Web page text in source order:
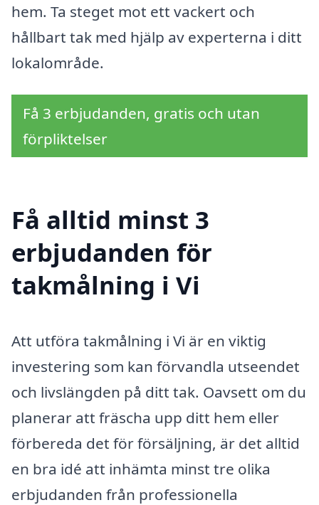
hem. Ta steget mot ett vackert och
hållbart tak med hjälp av experterna i ditt
lokalområde.
Få 3 erbjudanden, gratis och utan
förpliktelser
Få alltid minst 3
erbjudanden för
takmålning i Vi
Att utföra takmålning i Vi är en viktig
investering som kan förvandla utseendet
och livslängden på ditt tak. Oavsett om du
planerar att fräscha upp ditt hem eller
förbereda det för försäljning, är det alltid
en bra idé att inhämta minst tre olika
erbjudanden från professionella